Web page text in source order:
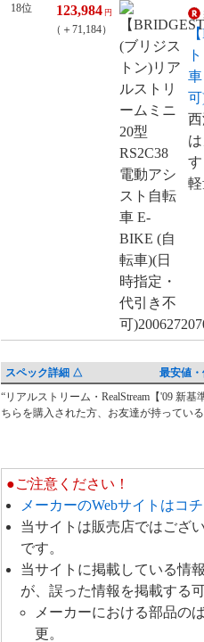
18位 123,984 円
（＋71,184）
可
スペック詳細 △ 最安値
レ
ビ
ー・
ク
チ
コ
“リアルストリーム・RealStream【'09 新
ちらを購入された方、お友達が持ってい
●ご注意ください！
メーカーのWebサイトはコ
当サイトは販売店ではござ
です。
当サイトに掲載している情
が、誤った情報を掲載する
メーカーにおける部品の
更。